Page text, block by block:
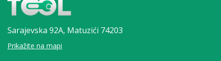
Sarajevska 92A, Matuzići 74203
Prikažite na mapi